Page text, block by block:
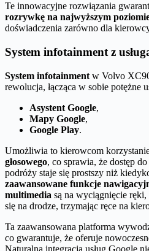
Te innowacyjne rozwiązania
rozrywkę na najwyższym
doświadczenia zarówno dla
System infotainment z
System infotainment w Volvo
rewolucja, łącząca w sobie potężne
Asystent Google,
Mapy Google,
Google Play.
Umożliwia to kierowcom
głosowego, co sprawia, że dostęp
podróży staje się prostszy niż
zaawansowane funkcje
multimedia są na wyciągnięcie
się na drodze, trzymając ręce na
Ta zaawansowana platforma
co gwarantuje, że oferuje
Naturalna integracja usług Google